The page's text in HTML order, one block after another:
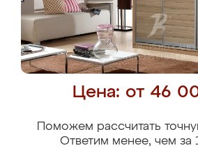
Цена: от 46
Поможем рассчитать
Ответим менее, чем за